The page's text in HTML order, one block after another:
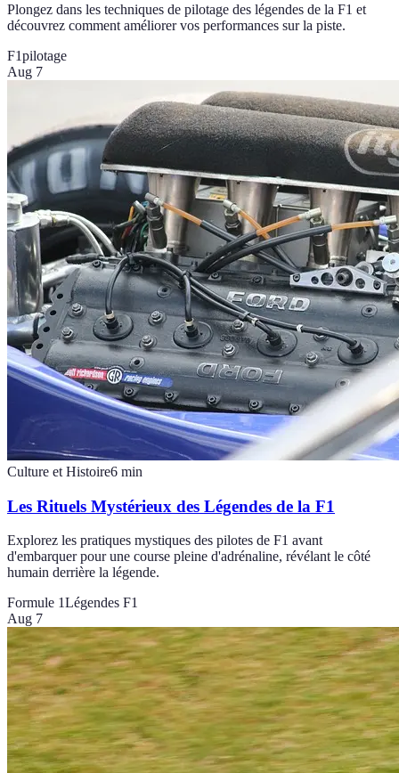
Plongez dans les techniques de pilotage des légendes de la F1 et
découvrez comment améliorer vos performances sur la piste.
F1pilotage
Aug 7
Culture et Histoire6 min
Les Rituels Mystérieux des Légendes de la F1
Explorez les pratiques mystiques des pilotes de F1 avant
d'embarquer pour une course pleine d'adrénaline, révélant le côté
humain derrière la légende.
Formule 1Légendes F1
Aug 7